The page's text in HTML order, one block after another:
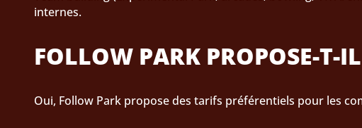
internes.
FOLLOW PARK PROPOSE-T-
Oui, Follow Park propose des tarifs préférentiels pour les